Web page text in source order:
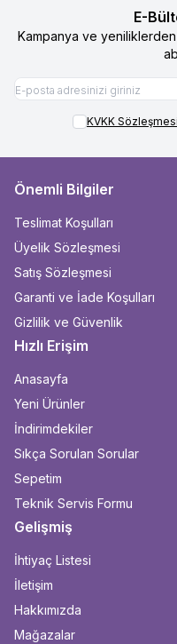
E-
Kampanya ve
KVKK
Önemli Bilgiler
Teslimat Koşulları
Üyelik Sözleşmesi
Satış Sözleşmesi
Garanti ve İade Koşulları
Gizlilik ve Güvenlik
Hızlı Erişim
Anasayfa
Yeni Ürünler
İndirimdekiler
Sıkça Sorulan Sorular
Sepetim
Teknik Servis Formu
Gelişmiş
İhtiyaç Listesi
İletişim
Hakkımızda
Mağazalar